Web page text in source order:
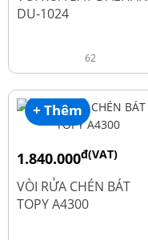
DU-1024
62
+ Thêm
1.840.000đ(VAT)
2.450.000
VÒI RỬA CHÉN BÁT
TOPY A4300